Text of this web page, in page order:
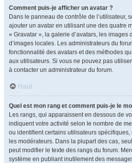
Comment puis-je afficher un avatar ?
Dans le panneau de contrôle de l’utilisateur,
ajouter un avatar en utilisant une des quatre
« Gravatar », la galerie d’avatars, les images
d’images locales. Les administrateurs du
fonctionnalité des avatars et des méthodes
aux utilisateurs. Si vous ne pouvez pas
à contacter un administrateur du forum.
Haut
Quel est mon rang et comment puis-je le
Les rangs, qui apparaissent en dessous de
indiquent votre activité selon le nombre de
ou identifient certains utilisateurs
les modérateurs. Dans la plupart des cas,
peut modifier le texte des rangs du forum.
système en publiant inutilement des